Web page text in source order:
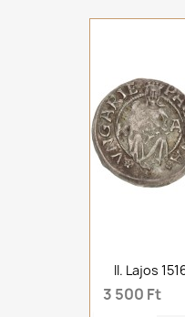
II. Lajos
3 500 Ft